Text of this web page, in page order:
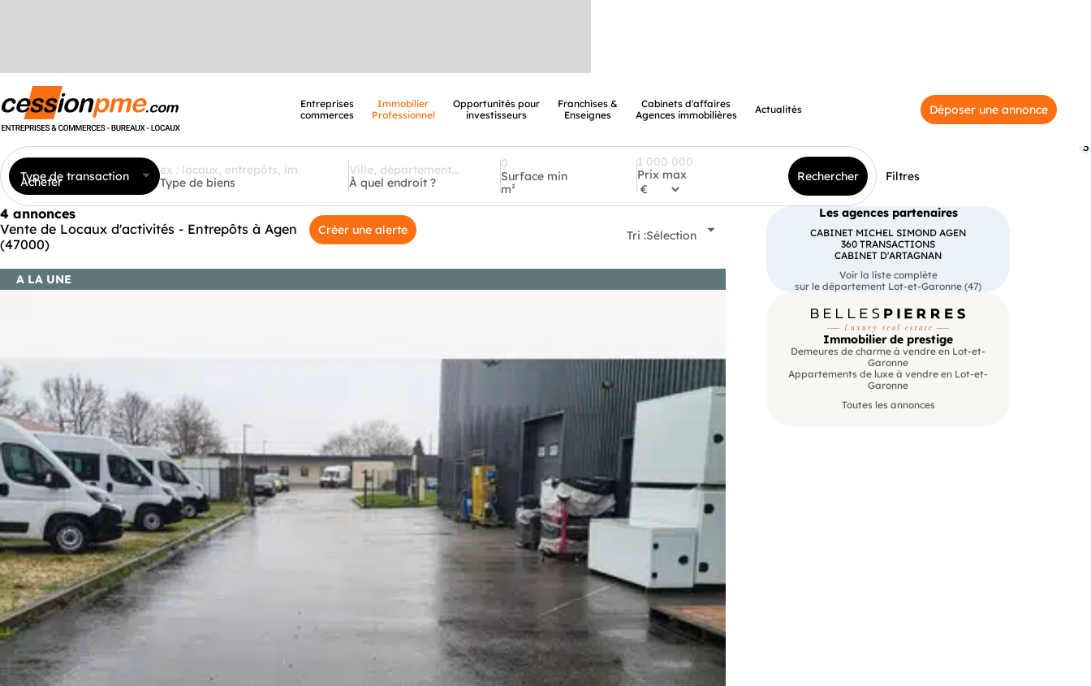
Entreprises
commerces
Immobilier
Professionnel
Opportunités pour
investisseurs
Franchises &
Enseignes
Cabinets d'affaires
Agences immobilières
Actualités Déposer une annonce
Type de transaction
Acheter Type de biens À quel endroit ?
Surface min
m²
Prix max Rechercher Filtres
3
4 annonces
Vente de Locaux d'activités - Entrepôts à Agen
(47000)
Créer une alerte Tri :Sélection
A LA UNE
Les agences partenaires
CABINET MICHEL SIMOND AGEN
360 TRANSACTIONS
CABINET D'ARTAGNAN
Voir la liste complète
sur le département Lot-et-Garonne (47)
Immobilier de prestige
Demeures de charme à vendre en Lot-et-
Garonne
Appartements de luxe à vendre en Lot-et-
Garonne
Toutes les annonces